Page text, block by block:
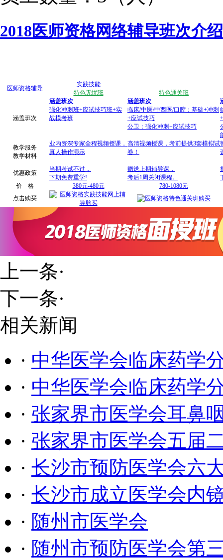
2018医师资格网络辅导班次介绍
医师资格辅导
实践技能
特色无忧班
特色通关班
涵盖班次
涵盖班次
强化冲刺班+应试技巧班+实
战模考班
涵盖班次
临床/中医/中西医/口腔：基础+冲刺
+应试技巧
公卫：强化冲刺+应试技巧
教学服务
教学材料
业内资深专家全程视频授课，
真人操作演示
高清视频授课，考前提供3套模拟试
卷！
优惠政策
当期考试不过，
下期免费重学!
赠送上期辅导课，
考后1周关闭课程。
价 格
380元-480元
780-1080元
点击购买
上一条·
下一条·
相关新闻
· 中华医学会临床药学
· 中华医学会临床药学
· 张家界市医学会耳鼻
· 张家界市医学会五届
· 长沙市预防医学会六
· 长沙市成立医学会内
· 随州市医学会
· 随州市预防医学会第